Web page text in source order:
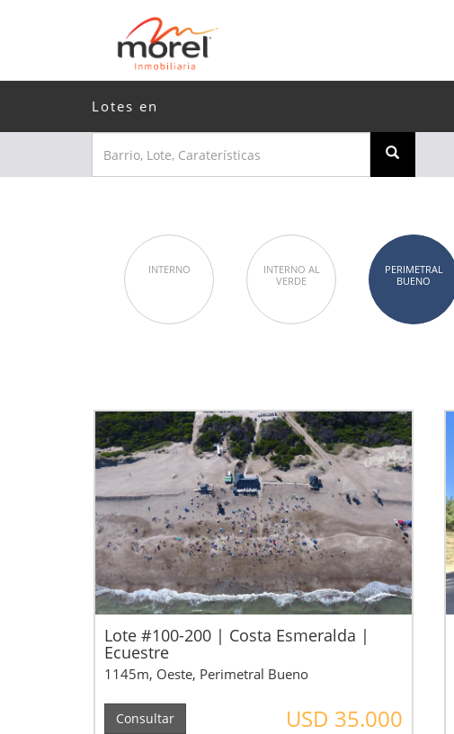
Lotes en
INTERNO
INTERNO AL
VERDE
PERIMETRAL
BUENO
Lote #100-200 | Costa Esmeralda |
Ecuestre
1145m, Oeste, Perimetral Bueno
Consultar USD 35.000